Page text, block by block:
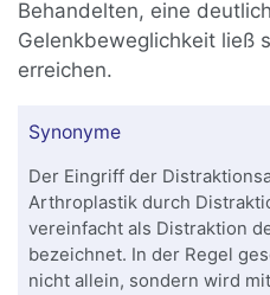
Behandelten, eine
Gelenkbeweglichkeit ließ
erreichen.
Synonyme
Der Eingriff der
Arthroplastik durch
vereinfacht als Distraktion
bezeichnet. In der Regel
nicht allein, sondern wird